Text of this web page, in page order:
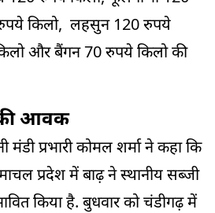
किलो, लहसुन 120 रुपये
और बैंगन 70 रुपये किलो की
आवक
मंडी प्रभारी कोमल शर्मा ने कहा कि
प्रदेश में बाढ़ ने स्थानीय सब्जी
किया है. बुधवार को चंडीगढ़ में